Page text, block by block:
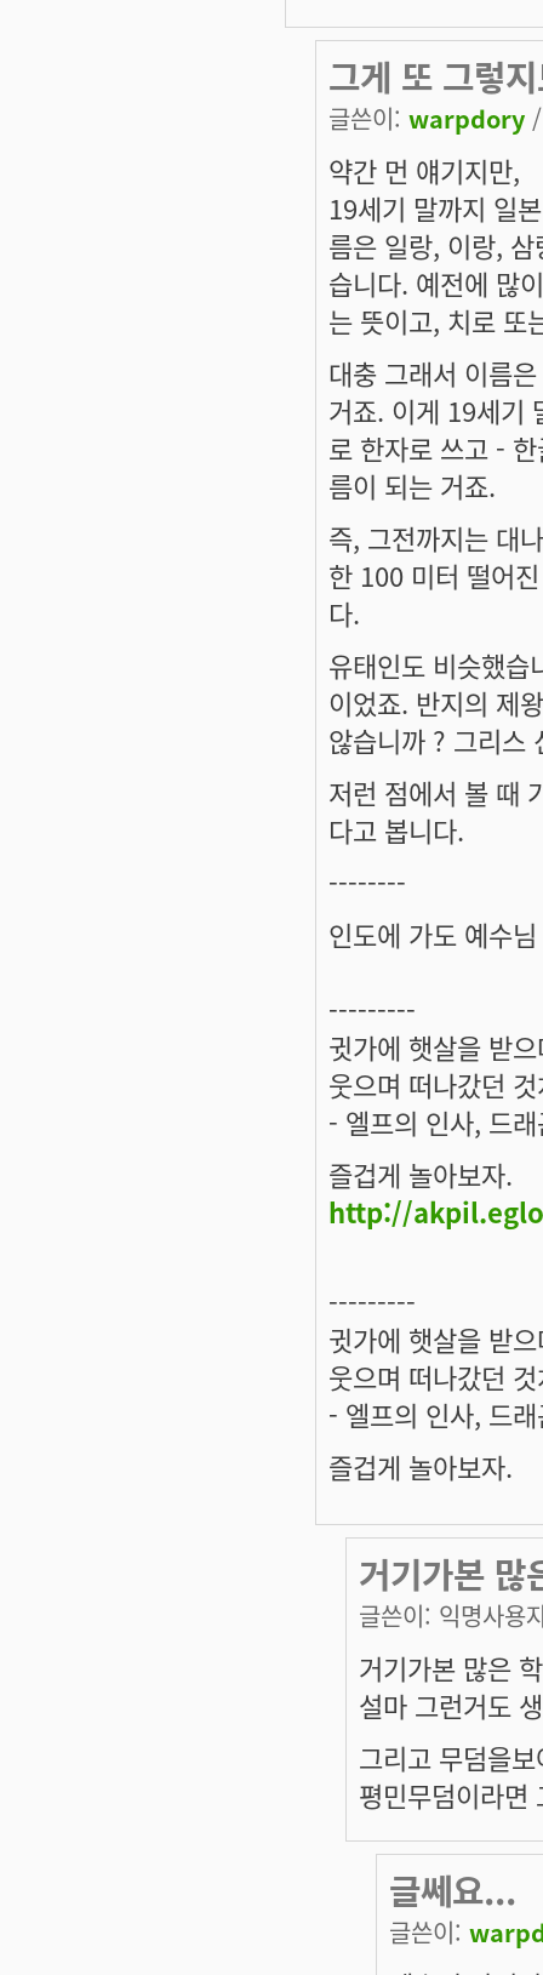
그게 또 그렇
글쓴이: warpdory
약간 먼 얘기지만,
19세기 말까지 일
름은 일랑, 이랑,
습니다. 예전에 많
는 뜻이고, 치로 또
대충 그래서 이름
거죠. 이게 19세기
로 한자로 쓰고 -
름이 되는 거죠.
즉, 그전까지는 대
한 100 미터 떨어
다.
유태인도 비슷했
이었죠. 반지의 제
않습니까 ? 그리스
저런 점에서 볼 때
다고 봅니다.
--------
인도에 가도 예수
---------
귓가에 햇살을 받
웃으며 떠나갔던
- 엘프의 인사, 드
즐겁게 놀아보자.
http://
---------
귓가에 햇살을 받
웃으며 떠나갔던
- 엘프의 인사, 드
즐겁게 놀아보자.
거기가본 많
글쓴이: 익명사용
거기가본 많은
설마 그런거도
그리고 무덤을
평민무덤이라면
글쎄요...
글쓴이: